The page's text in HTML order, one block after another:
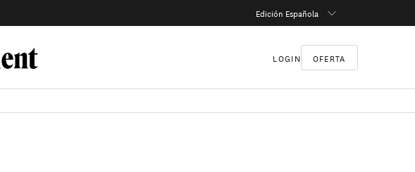
Edición Española
LOGIN OFERTA